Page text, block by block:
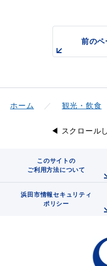
ごみ・リサイクル
防災・消防
前のペ
ホーム 観光・飲食
◀ スクロール
このサイトの
ご利用方法について
浜田市情報セキュリティ
ポリシー